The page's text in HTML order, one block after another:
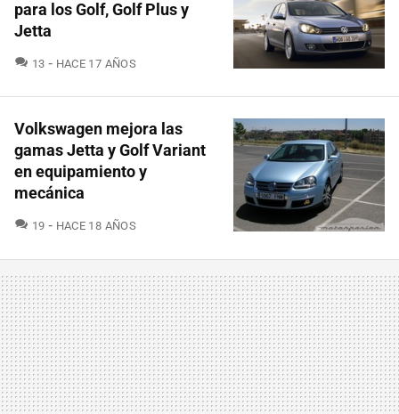
para los Golf, Golf Plus y
Jetta
13 COMENTARIOS
HACE 17 AÑOS
Volkswagen mejora las
gamas Jetta y Golf Variant
en equipamiento y
mecánica
19 COMENTARIOS
HACE 18 AÑOS